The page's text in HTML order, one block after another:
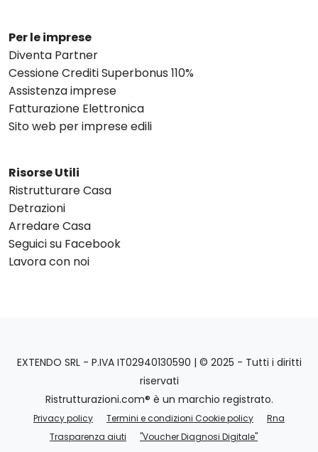
Per le imprese
Diventa Partner
Cessione Crediti Superbonus 110%
Assistenza imprese
Fatturazione Elettronica
Sito web per imprese edili
Risorse Utili
Ristrutturare Casa
Detrazioni
Arredare Casa
Seguici su Facebook
Lavora con noi
EXTENDO SRL - P.IVA IT02940130590 | © 2025 - Tutti i diritti
riservati
Ristrutturazioni.com® è un marchio registrato.
Privacy policy Termini e condizioni Cookie policy
Rna
Trasparenza aiuti
"Voucher Diagnosi Digitale"